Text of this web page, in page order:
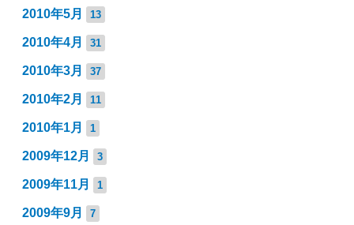
2010年5月 13
2010年4月 31
2010年3月 37
2010年2月 11
2010年1月 1
2009年12月 3
2009年11月 1
2009年9月 7